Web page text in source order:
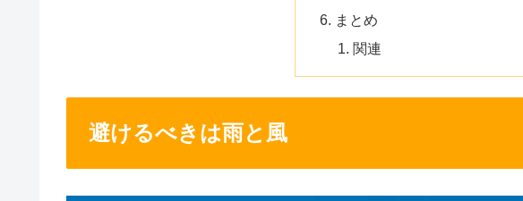
まとめ
関連
避けるべきは雨と風